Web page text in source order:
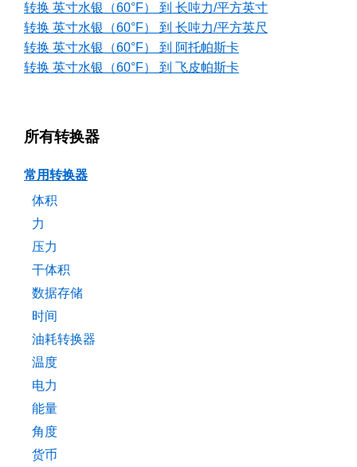
转换 英寸水银（60°F） 到 长吨力/平方英寸
转换 英寸水银（60°F） 到 长吨力/平方英尺
转换 英寸水银（60°F） 到 阿托帕斯卡
转换 英寸水银（60°F） 到 飞皮帕斯卡
所有转换器
常用转换器
体积
力
压力
干体积
数据存储
时间
油耗转换器
温度
电力
能量
角度
货币